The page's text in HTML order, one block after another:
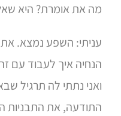
מה את אומרת? היא
עניתי: השפע נמצא.
הנחיה איך לעבוד עם
ואני נתתי לה תרגיל
התודעה, את התבניות